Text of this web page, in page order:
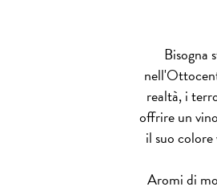
Bisogna
realtà, i
offrire un
il suo
Aromi di